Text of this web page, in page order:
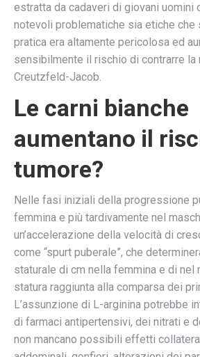
estratta da cadaveri di giovani uomini
notevoli problematiche sia etiche che
pratica era altamente pericolosa ed
sensibilmente il rischio di contrarre la
Creutzfeld-Jacob.
Le carni bianche
aumentano il
tumore?
Nelle fasi iniziali della progressione
femmina e più tardivamente nel
un’accelerazione della velocità di
come “spurt puberale”, che
staturale di cm nella femmina e di nel
statura raggiunta alla comparsa dei
L’assunzione di L-arginina potrebbe
di farmaci antipertensivi, dei nitrati e
non mancano possibili effetti